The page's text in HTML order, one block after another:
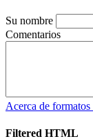
Su nombre
Comentarios
Acerca de formatos
Filtered HTML